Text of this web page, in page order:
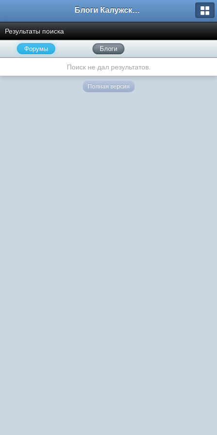
Блоги Калужского перекрестка
Результаты поиска
Форумы Блоги
Поиск не дал результатов.
Полная версия